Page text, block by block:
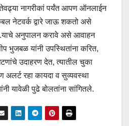
नागरीकां पर्यंत आपण ऑनलाईन
केबल नेटवर्क द्वारे जाऊ शकतो असे
अनुपालन करावे असे आवाहन
भुजबळ यांनी उपस्थितांना करित,
उदाहरण देत, त्यातील चुका
रहा कायदा व सुव्यवस्था
यावेळी पुढे बोलतांना सांगितले.